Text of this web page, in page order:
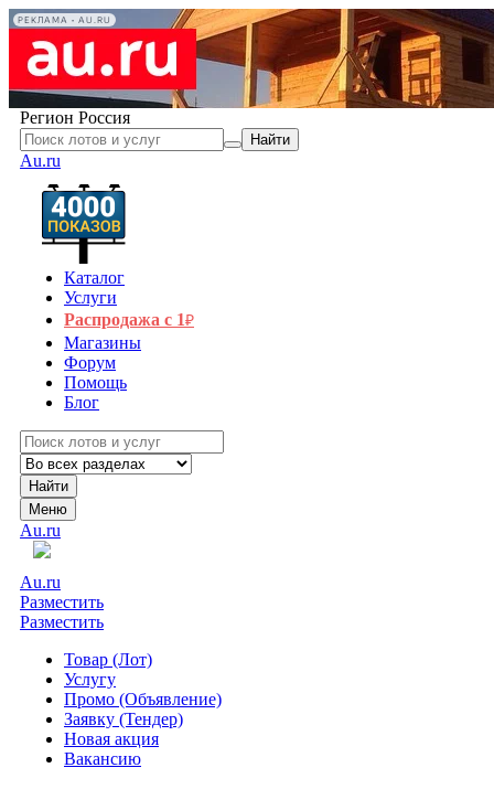
РЕКЛАМА • AU.RU
Регион Россия
Найти
Au.ru
Каталог
Услуги
Распродажа с 1₽
Магазины
Форум
Помощь
Блог
Найти
Меню
Au.ru
Au.ru
Разместить
Разместить
Товар (Лот)
Услугу
Промо (Объявление)
Заявку (Тендер)
Новая акция
Вакансию